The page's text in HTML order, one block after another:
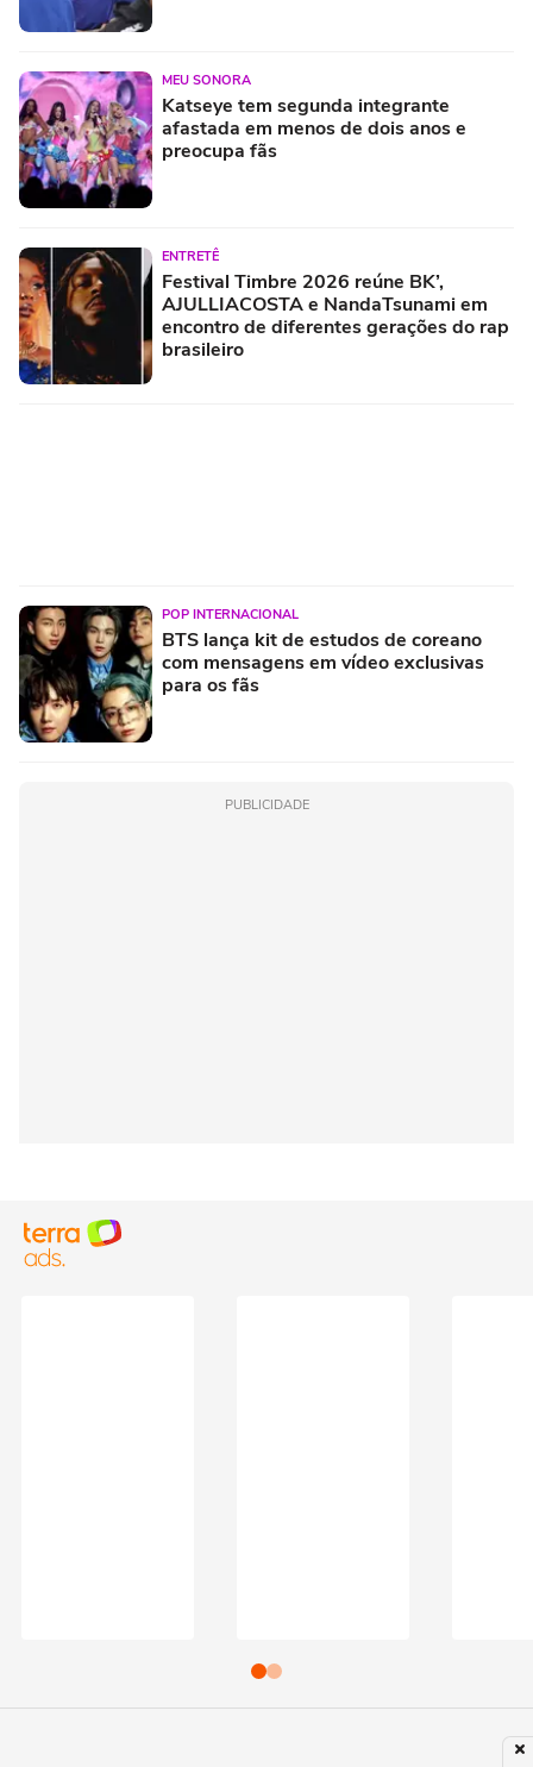
MEU SONORA
Katseye tem segunda integrante
afastada em menos de dois anos e
preocupa fãs
ENTRETÊ
Festival Timbre 2026 reúne BK’,
AJULLIACOSTA e NandaTsunami em
encontro de diferentes gerações do rap
brasileiro
POP INTERNACIONAL
BTS lança kit de estudos de coreano
com mensagens em vídeo exclusivas
para os fãs
PUBLICIDADE